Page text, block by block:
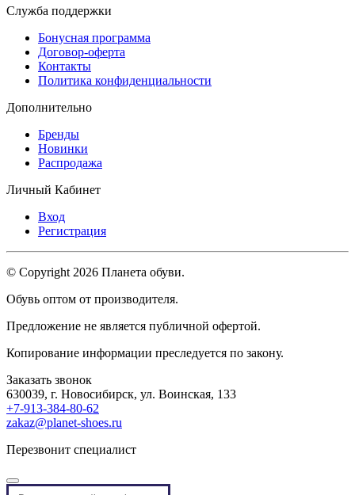
Служба поддержки
Бонусная программа
Договор-оферта
Контакты
Политика конфиденциальности
Дополнительно
Бренды
Новинки
Распродажа
Личный Кабинет
Вход
Регистрация
© Copyright 2026 Планета обуви.
Обувь оптом от производителя.
Предложение не является публичной офертой.
Копирование информации преследуется по закону.
Заказать звонок
630039, г. Новосибирск, ул. Воинская, 133
+7-913-384-80-62
zakaz@planet-shoes.ru
Перезвонит специалист